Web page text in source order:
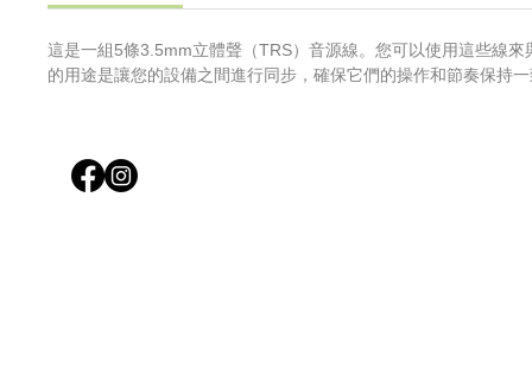
這是一組5條3.5mm立體聲（TRS）音源線。您可以使用這些線
的用途是讓您的設備之間進行同步，確保它們的操作和節奏保持